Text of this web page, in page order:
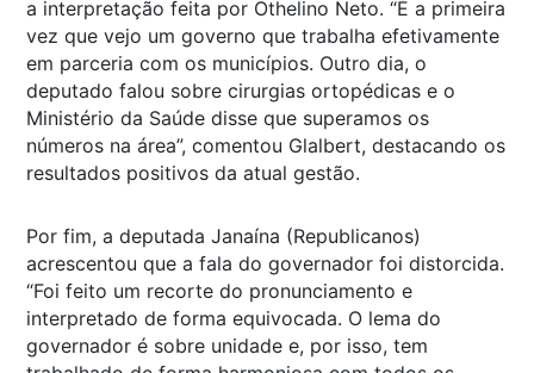
a interpretação feita por Othelino Neto. “É a primeira
vez que vejo um governo que trabalha efetivamente
em parceria com os municípios. Outro dia, o
deputado falou sobre cirurgias ortopédicas e o
Ministério da Saúde disse que superamos os
números na área”, comentou Glalbert, destacando os
resultados positivos da atual gestão.
Por fim, a deputada Janaína (Republicanos)
acrescentou que a fala do governador foi distorcida.
“Foi feito um recorte do pronunciamento e
interpretado de forma equivocada. O lema do
governador é sobre unidade e, por isso, tem